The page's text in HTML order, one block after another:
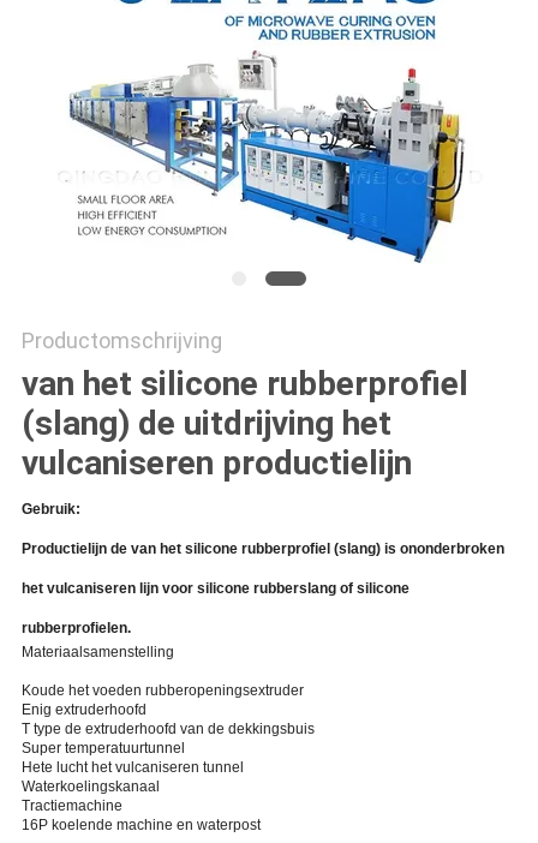
Productomschrijving
van het silicone rubberprofiel
(slang) de uitdrijving het
vulcaniseren productielijn
Gebruik:
Productielijn de van het silicone rubberprofiel (slang) is ononderbroken
het vulcaniseren lijn voor silicone rubberslang of silicone
rubberprofielen.
Materiaalsamenstelling
Koude het voeden rubberopeningsextruder
Enig extruderhoofd
T type de extruderhoofd van de dekkingsbuis
Super temperatuurtunnel
Hete lucht het vulcaniseren tunnel
Waterkoelingskanaal
Tractiemachine
16P koelende machine en waterpost